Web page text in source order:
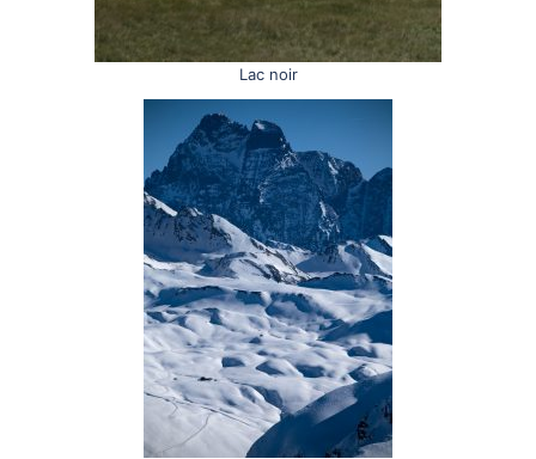
Lac noir